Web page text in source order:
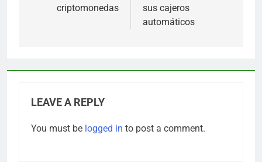
criptomonedas
sus cajeros
automáticos
LEAVE A REPLY
You must be logged in to post a comment.